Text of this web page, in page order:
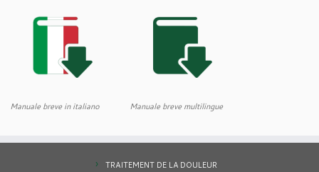
Manuale breve in italiano Manuale breve multilingue
TRAITEMENT DE LA DOULEUR